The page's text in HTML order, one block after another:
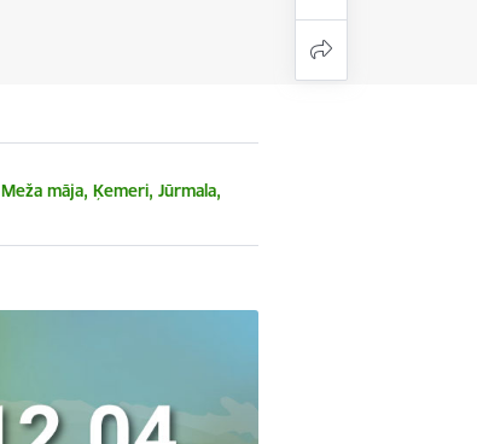
Meža māja, Ķemeri, Jūrmala,